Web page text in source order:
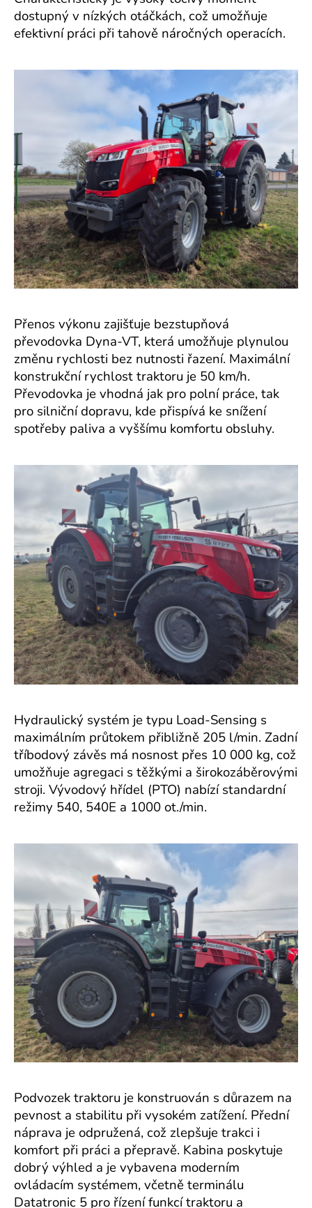
dostupný v nízkých otáčkách, což umožňuje
efektivní práci při tahově náročných operacích.
Přenos výkonu zajišťuje bezstupňová
převodovka Dyna-VT, která umožňuje plynulou
změnu rychlosti bez nutnosti řazení. Maximální
konstrukční rychlost traktoru je 50 km/h.
Převodovka je vhodná jak pro polní práce, tak
pro silniční dopravu, kde přispívá ke snížení
spotřeby paliva a vyššímu komfortu obsluhy.
Hydraulický systém je typu Load-Sensing s
maximálním průtokem přibližně 205 l/min. Zadní
tříbodový závěs má nosnost přes 10 000 kg, což
umožňuje agregaci s těžkými a širokozáběrovými
stroji. Vývodový hřídel (PTO) nabízí standardní
režimy 540, 540E a 1000 ot./min.
Podvozek traktoru je konstruován s důrazem na
pevnost a stabilitu při vysokém zatížení. Přední
náprava je odpružená, což zlepšuje trakci i
komfort při práci a přepravě. Kabina poskytuje
dobrý výhled a je vybavena moderním
ovládacím systémem, včetně terminálu
Datatronic 5 pro řízení funkcí traktoru a